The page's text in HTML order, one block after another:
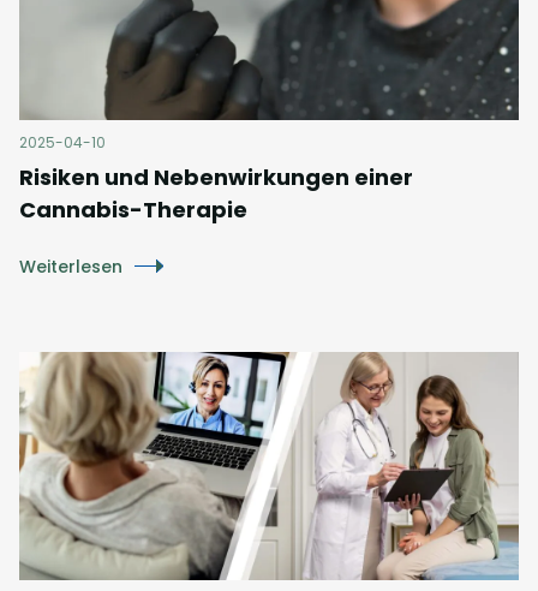
2025-04-10
Risiken und Nebenwirkungen einer
Cannabis-Therapie
Weiterlesen